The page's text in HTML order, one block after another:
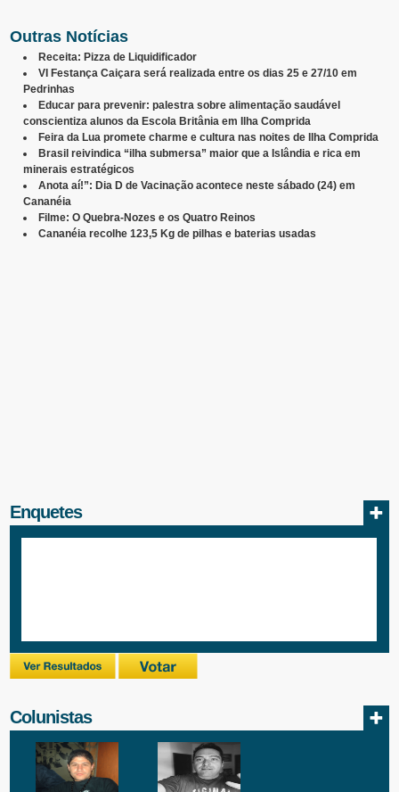
Outras Notícias
Receita: Pizza de Liquidificador
VI Festança Caiçara será realizada entre os dias 25 e 27/10 em
Pedrinhas
Educar para prevenir: palestra sobre alimentação saudável
conscientiza alunos da Escola Britânia em Ilha Comprida
Feira da Lua promete charme e cultura nas noites de Ilha Comprida
Brasil reivindica “ilha submersa” maior que a Islândia e rica em
minerais estratégicos
Anota aí!”: Dia D de Vacinação acontece neste sábado (24) em
Cananéia
Filme: O Quebra-Nozes e os Quatro Reinos
Cananéia recolhe 123,5 Kg de pilhas e baterias usadas
Enquetes
Colunistas